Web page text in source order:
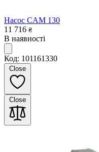
Насос CAM 130
11 716 ₴
В наявності
Код: 101161330
Close
Close